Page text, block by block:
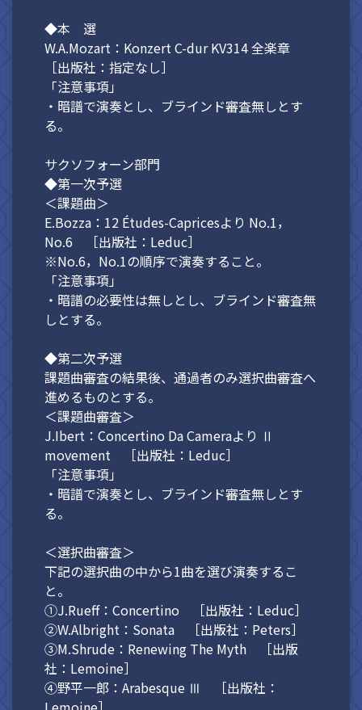
◆本 選
W.A.Mozart：Konzert C-dur KV314 全楽章
［出版社：指定なし］
「注意事項」
・暗譜で演奏とし、ブラインド審査無しとす
る。
サクソフォーン部門
◆第一次予選
＜課題曲＞
E.Bozza：12 Études-Capricesより No.1，
No.6 ［出版社：Leduc］
※No.6，No.1の順序で演奏すること。
「注意事項」
・暗譜の必要性は無しとし、ブラインド審査無
しとする。
◆第二次予選
課題曲審査の結果後、通過者のみ選択曲審査へ
進めるものとする。
＜課題曲審査＞
J.Ibert：Concertino Da Cameraより Ⅱ
movement ［出版社：Leduc］
「注意事項」
・暗譜で演奏とし、ブラインド審査無しとす
る。
＜選択曲審査＞
下記の選択曲の中から1曲を選び演奏するこ
と。
①J.Rueff：Concertino ［出版社：Leduc］
②W.Albright：Sonata ［出版社：Peters］
③M.Shrude：Renewing The Myth ［出版
社：Lemoine］
④野平一郎：Arabesque Ⅲ ［出版社：